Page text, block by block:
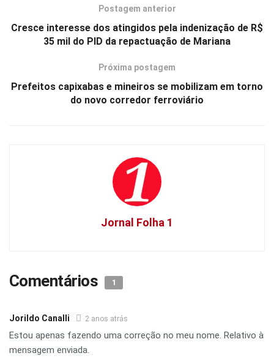
Postagem anterior
Cresce interesse dos atingidos pela indenização de R$
35 mil do PID da repactuação de Mariana
Próxima postagem
Prefeitos capixabas e mineiros se mobilizam em torno
do novo corredor ferroviário
Jornal Folha 1
Comentários 1
Jorildo Canalli 2 anos atrás
Estou apenas fazendo uma correção no meu nome. Relativo à
mensagem enviada.